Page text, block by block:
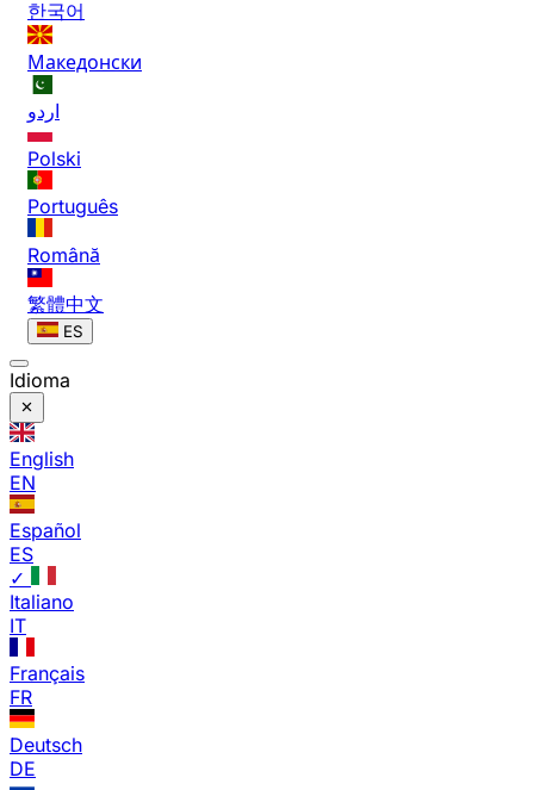
한국어
Македонски
اردو
Polski
Português
Română
繁體中文
ES
Idioma
English
EN
Español
ES
✓
Italiano
IT
Français
FR
Deutsch
DE